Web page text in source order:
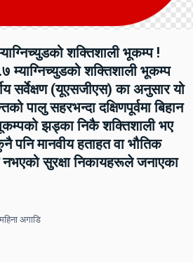
शक्तिशाली भूकम्प !
म्याग्निच्युडको शक्तिशाली भूकम्प
सर्वेक्षण (यूएसजीएस) का अनुसार यो
पालु सहरभन्दा दक्षिणपूर्वमा बिहान
झड्का निकै शक्तिशाली भए
पनि मानवीय हताहत वा भौतिक
नभएको सुरक्षा निकायहरूले जनाएका
अगाडि